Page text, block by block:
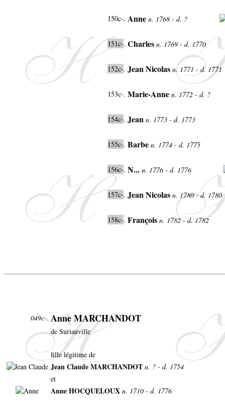
150c-. Anne n. 1768 - d. ?
151c-. Charles n. 1769 - d. 1770
152c-. Jean Nicolas n. 1771 - d. 1771
153c-. Marie-Anne n. 1772 - d. ?
154c-. Jean n. 1773 - d. 1773
155c-. Barbe n. 1774 - d. 1775
156c-. N... n. 1776 - d. 1776
157c-. Jean Nicolas n. 1780 - d. 1780
158c-. François n. 1782 - d. 1782
049c-. Anne MARCHANDOT
de Suriauville
fille légitime de
Jean Claude MARCHANDOT n. ? - d. 1754
et
Anne HOCQUELOUX n. 1710 - d. 1776